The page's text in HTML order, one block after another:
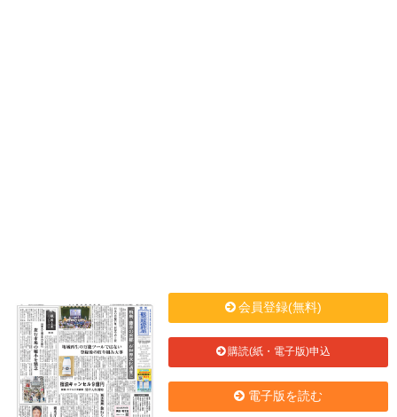
会員登録(無料)
購読(紙・電子版)申込
電子版を読む